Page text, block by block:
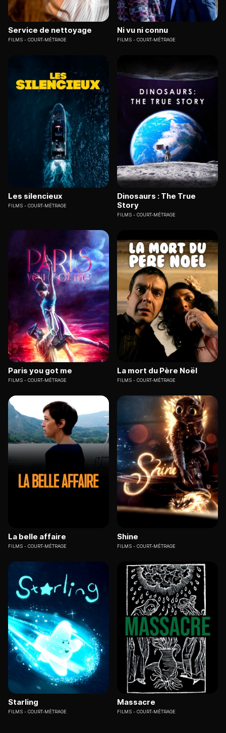
Service de nettoyage
FILMS COURT-MÉTRAGE
Ni vu ni connu
FILMS COURT-MÉTRAGE
Les silencieux
FILMS COURT-MÉTRAGE
Dinosaurs : The True
Story
FILMS COURT-MÉTRAGE
Paris you got me
FILMS COURT-MÉTRAGE
La mort du Père Noël
FILMS COURT-MÉTRAGE
La belle affaire
FILMS COURT-MÉTRAGE
Shine
FILMS COURT-MÉTRAGE
Starling
FILMS COURT-MÉTRAGE
Massacre
FILMS COURT-MÉTRAGE